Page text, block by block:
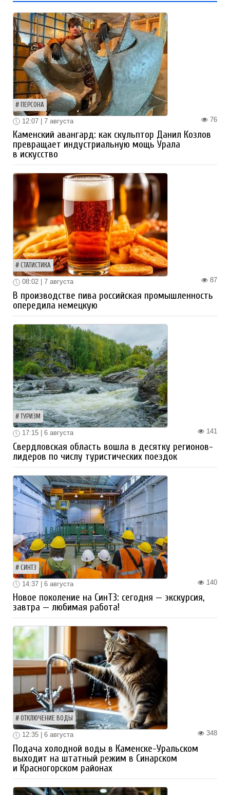
ПЕРСОНА
76
12:07 | 7 августа
Каменский авангард: как скульптор Данил Козлов
превращает индустриальную мощь Урала
в искусство
СТАТИСТИКА
87
08:02 | 7 августа
В производстве пива российская промышленность
опередила немецкую
ТУРИЗМ
141
17:15 | 6 августа
Свердловская область вошла в десятку регионов-
лидеров по числу туристических поездок
СИНТЗ
140
14:37 | 6 августа
Новое поколение на СинТЗ: сегодня — экскурсия,
завтра — любимая работа!
ОТКЛЮЧЕНИЕ ВОДЫ
348
12:35 | 6 августа
Подача холодной воды в Каменске-Уральском
выходит на штатный режим в Синарском
и Красногорском районах